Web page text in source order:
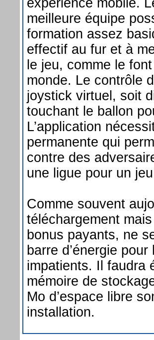
meilleure équipe
formation assez
effectif au fur et à
le jeu, comme le
monde. Le contrôle
joystick virtuel, soit
touchant le ballon
L’application
permanente qui
contre des
une ligue pour un
Comme souvent
téléchargement
bonus payants, ne
barre d’énergie
impatients. Il faudra
mémoire de
Mo d’espace libre
installation.